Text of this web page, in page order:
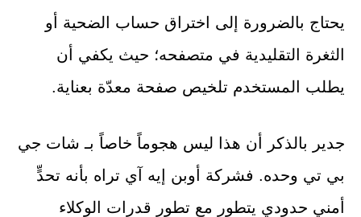
يحتاج بالضرورة إلى اختراق حساب الضحية أو
الثغرة التقليدية في متصفحه؛ حيث يكفي أن
يطلب المستخدم تلخيص صفحة معدّة بعناية.
جدير بالذكر أن هذا ليس هجوماً خاصاً بـ شات جي
بي تي وحده. فشركة أوبن إيه آي تراه بأنه تحدٍّ
أمني حدودي يتطور مع تطور قدرات الوكلاء